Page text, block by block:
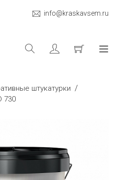
info@kraskavsem.ru
штукатурки /
730